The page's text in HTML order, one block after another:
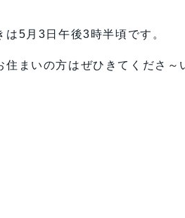
は5月3日午後3時半頃です。
住まいの方はぜひきてくださ～